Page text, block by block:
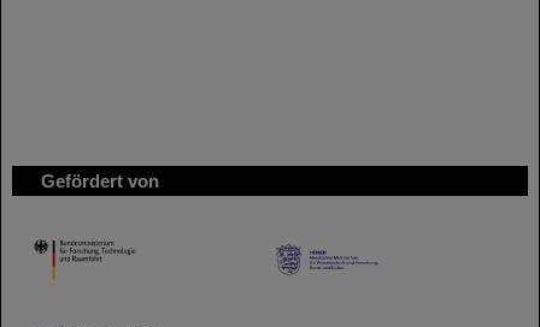
Gefördert von
HMWK